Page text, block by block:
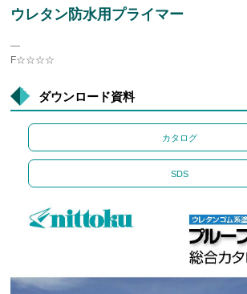
ウレタン防水用プライマー
―
F☆☆☆☆
ダウンロード資料
カタログ
SDS